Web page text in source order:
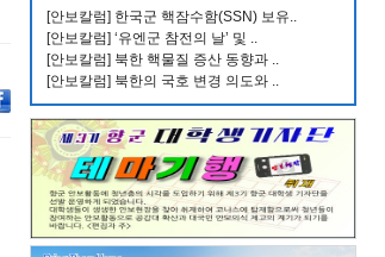
[안보칼럼] 한국군 핵잠수함(SSN) 보유..
[안보칼럼] ‘유엔군 참전의 날’ 및 ..
[안보칼럼] 북한 핵물질 증산 동향과 ..
[안보칼럼] 북한의 국호 변경 의도와 ..